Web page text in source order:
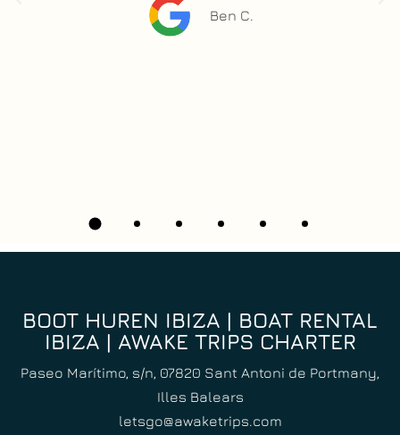
fantastischen Kapitän, ich kann Awake
Trips nur empfehlen! Danke Jungs!!!
BOOT HUREN IBIZA | BOAT RENTAL
IBIZA | AWAKE TRIPS CHARTER
Paseo Marítimo, s/n, 07820 Sant Antoni de Portmany,
Illes Balears
letsgo@awaketrips.com